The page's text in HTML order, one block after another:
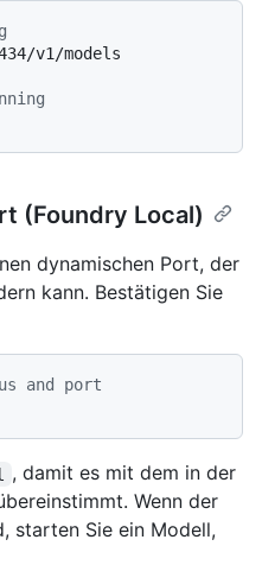
v1/models
(Foundry Local)
dynamischen Port, der
kann. Bestätigen Sie
and port
, damit es mit dem in der
Wenn der
starten Sie ein Modell,